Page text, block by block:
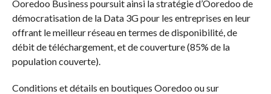
Ooredoo Business poursuit ainsi la stratégie d’Ooredoo de
démocratisation de la Data 3G pour les entreprises en leur
offrant le meilleur réseau en termes de disponibilité, de
débit de téléchargement, et de couverture (85% de la
population couverte).
Conditions et détails en boutiques Ooredoo ou sur